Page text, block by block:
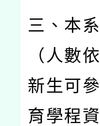
三、本
（人數
新生可
育學程